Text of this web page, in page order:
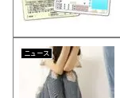
ニュース